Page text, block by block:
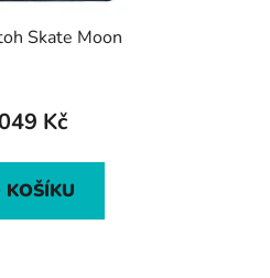
Skate Moon
Kč
KOŠÍKU